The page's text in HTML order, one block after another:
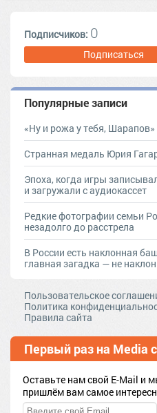
Подписчиков: 0
Подписаться
Популярные записи
«Ну и рожа у тебя, Шарапов»
Странная медаль Юрия
Эпоха, когда игры
и загружали с аудиокассет
Редкие фотографии семьи
незадолго до расстрела
В России есть наклонная
главная загадка — не наклон
Пользовательское
Политика
Правила сайта
Первый раз на Media
Оставьте нам свой E-Mail и
пришлём вам самое